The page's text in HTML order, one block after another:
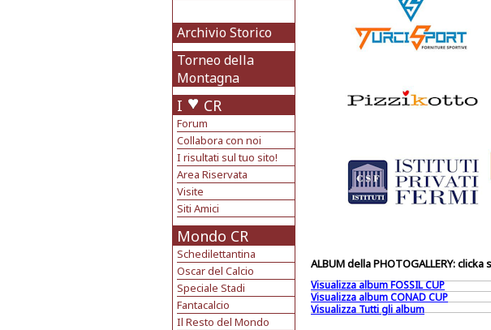
Archivio Storico
Torneo della
Montagna
I CR
Forum
Collabora con noi
I risultati sul tuo sito!
Area Riservata
Visite
Siti Amici
Mondo CR
Schedilettantina
Oscar del Calcio
Speciale Stadi
Fantacalcio
Il Resto del Mondo
ALBUM della PHOTOGALLERY:
Visualizza album FOSSIL CUP
Visualizza album CONAD CUP
Visualizza Tutti gli album